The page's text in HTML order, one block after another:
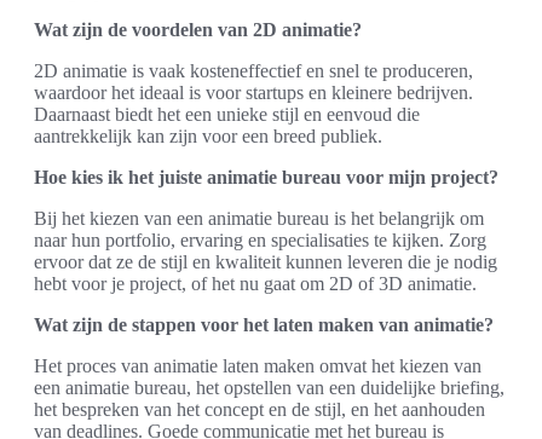
Wat zijn de voordelen van 2D animatie?
2D animatie is vaak kosteneffectief en snel te produceren,
waardoor het ideaal is voor startups en kleinere bedrijven.
Daarnaast biedt het een unieke stijl en eenvoud die
aantrekkelijk kan zijn voor een breed publiek.
Hoe kies ik het juiste animatie bureau voor mijn project?
Bij het kiezen van een animatie bureau is het belangrijk om
naar hun portfolio, ervaring en specialisaties te kijken. Zorg
ervoor dat ze de stijl en kwaliteit kunnen leveren die je nodig
hebt voor je project, of het nu gaat om 2D of 3D animatie.
Wat zijn de stappen voor het laten maken van animatie?
Het proces van animatie laten maken omvat het kiezen van
een animatie bureau, het opstellen van een duidelijke briefing,
het bespreken van het concept en de stijl, en het aanhouden
van deadlines. Goede communicatie met het bureau is